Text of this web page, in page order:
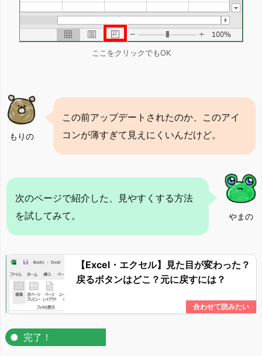
ここをクリックでもOK
もりの
この前アップデートされたのか、このアイ
コンが薄すぎて見えにくいんだけど。
やまの
次のページで紹介した、見やすくする方法
を試してみて。
【Excel・エクセル】見た目が変わった？
戻るボタンはどこ？元に戻すには？
完了！